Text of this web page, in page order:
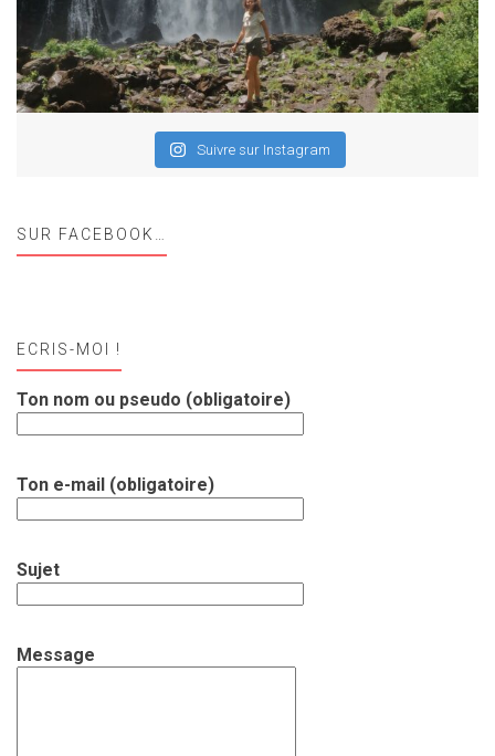
Suivre sur Instagram
SUR FACEBOOK…
ECRIS-MOI !
Ton nom ou pseudo (obligatoire)
Ton e-mail (obligatoire)
Sujet
Message